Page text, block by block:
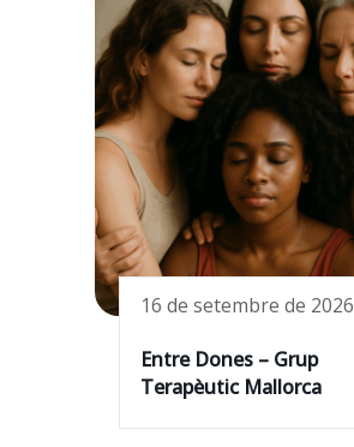
16 de setembre de 2026
Entre Dones – Grup
Terapèutic Mallorca